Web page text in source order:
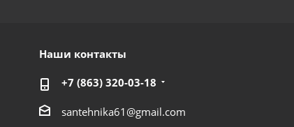
Наши контакты
+7 (863) 320-03-18
santehnika61@gmail.com